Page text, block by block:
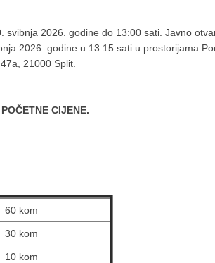
2026. godine do 13:00 sati. Javno
2026. godine u 13:15 sati u prostorijama
21000 Split.
CIJENE.
60 kom
30 kom
10 kom